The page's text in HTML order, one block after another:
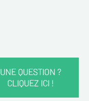
UNE QUESTION ?
CLIQUEZ ICI !